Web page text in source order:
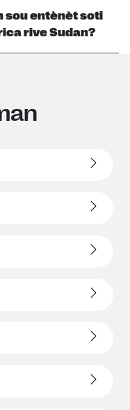
sou entènèt soti
rive Sudan?